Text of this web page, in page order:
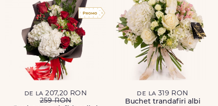
de la 207,20 RON
259 RON
de la 319 RON
Buchet trandafiri albi